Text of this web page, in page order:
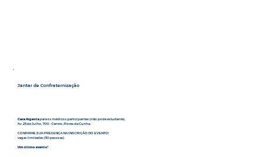
Jantar de Confraternização
Casa Argentapara os médicos participantes (não pode estudante).
Av. 25 de Julho, 700 - Centro, Flores da Cunha.
CONFIRME SUA PRESENÇA NA INSCRIÇÃO DO EVENTO!
vagas limitadas (50 pessoas)
Um ótimo evento!